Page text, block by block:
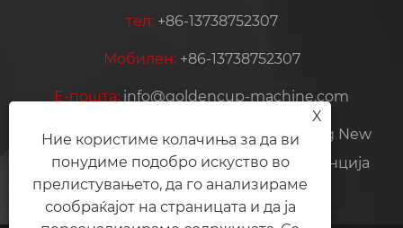
тел: +86-13738752307
Мобилен: +86-13738752307
Е-пошта: info@goldencup-machine.com
Адреса:NO.399, Jiangnan Avenu, Gexiang New
District, Ruian City, Wenzhou City, провинција
Жеџијанг, Кина
X
Ние користиме колачиња за да ви
понудиме подобро искуство во
прелистувањето, да го анализираме
сообраќајот на страницата и да ја